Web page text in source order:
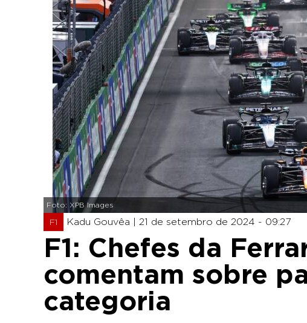
Foto: XPB Images
F1 Kadu Gouvêa | 21 de setembro de 2024 - 09:27
F1: Chefes da
comentam sobre
categoria